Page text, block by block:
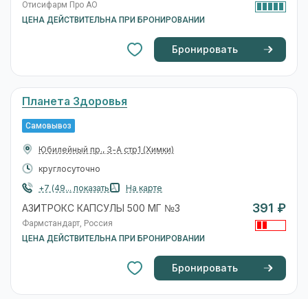
Отисифарм Про АО
ЦЕНА ДЕЙСТВИТЕЛЬНА ПРИ БРОНИРОВАНИИ
Бронировать
Планета Здоровья
Самовывоз
Юбилейный пр., 3-А стр1 (Химки)
круглосуточно
+7 (49... показать
На карте
АЗИТРОКС КАПСУЛЫ 500 МГ №3
Фармстандарт, Россия
ЦЕНА ДЕЙСТВИТЕЛЬНА ПРИ БРОНИРОВАНИИ
391 ₽
Бронировать